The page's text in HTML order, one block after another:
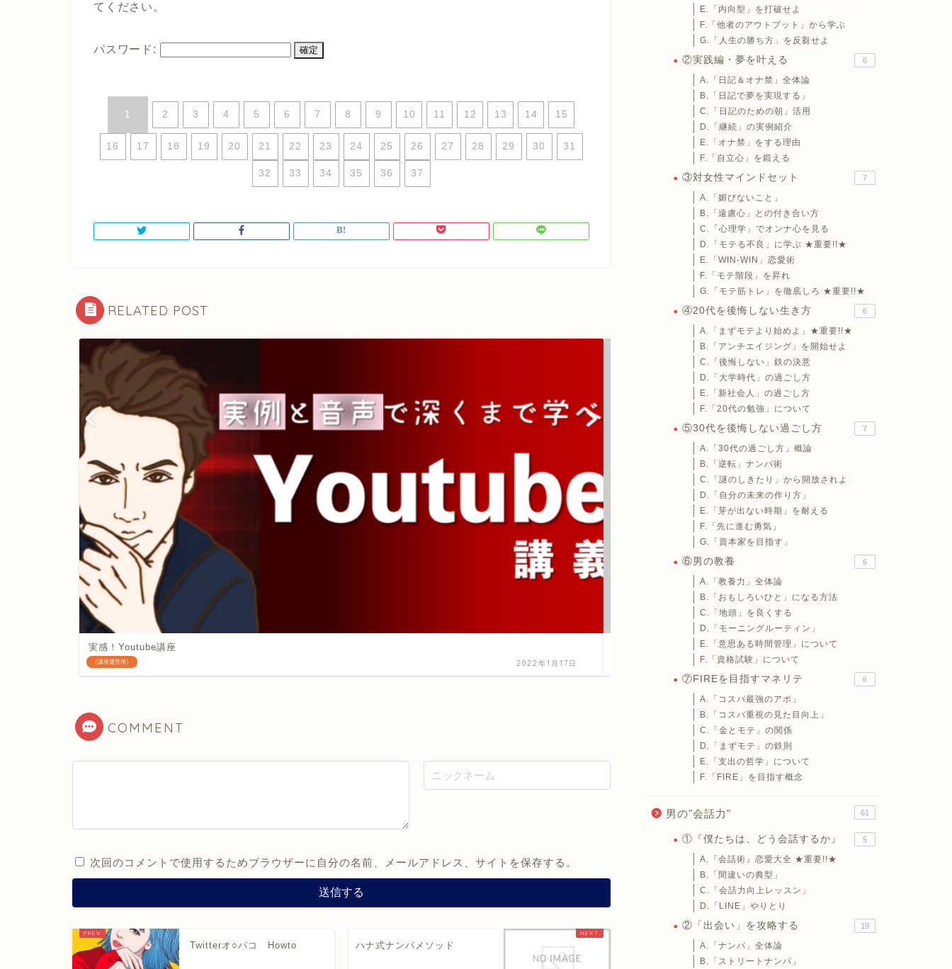
てください。
パスワード:
1 2 3 4 5 6 7 8 9 10 11 12 13 14 15
16 17 18 19 20 21 22 23 24 25 26 27 28 29 30 31
32 33 34 35 36 37
RELATED POST
（講座運営用）
実感！Youtube講座
2022年1月17日
自己紹介用・掲示板！
COMMENT
次回のコメントで使用するためブラウザーに自分の名前、メールアドレス、サイトを保存する。
Twitterオ○パコ Howto ハナ式ナンパメソッド
E.「内向型」を打破せよ
F.「他者のアウトプット」から学ぶ
G.「人生の勝ち方」を反芻せよ
②実践編・夢を叶える 6
A.「日記＆オナ禁」全体論
B.「日記で夢を実現する」
C.「日記のための朝」活用
D.「継続」の実例紹介
E.「オナ禁」をする理由
F.「自立心」を鍛える
③対女性マインドセット 7
A.「媚びないこと」
B.「遠慮心」との付き合い方
C.「心理学」でオンナ心を見る
D.「モテる不良」に学ぶ ★重要!!★
E.「WIN-WIN」恋愛術
F.「モテ階段」を昇れ
G.「モテ筋トレ」を徹底しろ ★重要!!★
④20代を後悔しない生き方 6
A.「まずモテより始めよ」★重要!!★
B.「アンチエイジング」を開始せよ
C.「後悔しない」鉄の決意
D.「大学時代」の過ごし方
E.「新社会人」の過ごし方
F.「20代の勉強」について
⑤30代を後悔しない過ごし方 7
A.「30代の過ごし方」概論
B.「逆転」ナンパ術
C.「謎のしきたり」から開放されよ
D.「自分の未来の作り方」
E.「芽が出ない時期」を耐える
F.「先に進む勇気」
G.「資本家を目指す」
⑥男の教養 6
A.「教養力」全体論
B.「おもしろいひと」になる方法
C.「地頭」を良くする
D.「モーニングルーティン」
E.「意思ある時間管理」について
F.「資格試験」について
⑦FIREを目指すマネリテ 6
A.「コスパ最強のアポ」
B.「コスパ重視の見た目向上」
C.「金とモテ」の関係
D.「まずモテ」の鉄則
E.「支出の哲学」について
F.「FIRE」を目指す概念
男の"会話力" 61
①『僕たちは、どう会話するか』 5
A.『会話術』恋愛大全 ★重要!!★
B.「間違いの典型」
C.「会話力向上レッスン」
D.「LINE」やりとり
②「出会い」を攻略する 19
A.「ナンパ」全体論
B.「ストリートナンパ」